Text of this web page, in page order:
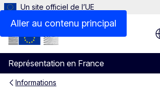
Aller au contenu principal
Un site officiel de l’UE
Représentation en France
Menu
Informations